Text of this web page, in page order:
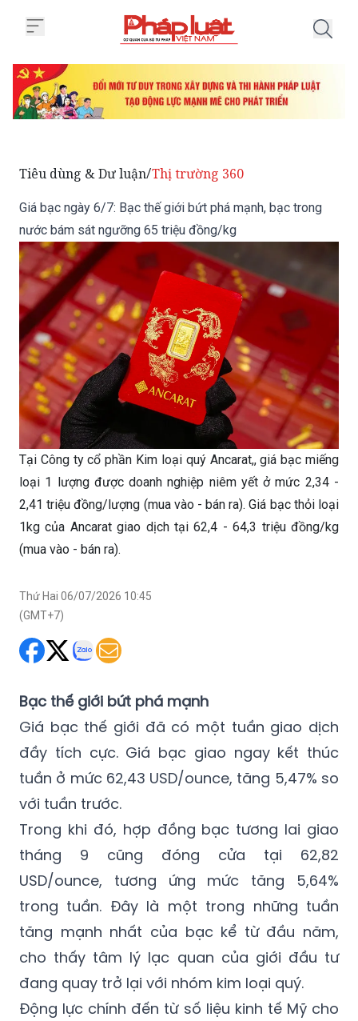
Tiêu dùng & Dư luận/Thị trường 360
Giá bạc ngày 6/7: Bạc thế giới bứt phá mạnh, bạc trong
nước bám sát ngưỡng 65 triệu đồng/kg
Tại Công ty cổ phần Kim loại quý Ancarat,, giá bạc miếng
loại 1 lượng được doanh nghiệp niêm yết ở mức 2,34 -
2,41 triệu đồng/lượng (mua vào - bán ra). Giá bạc thỏi loại
1kg của Ancarat giao dịch tại 62,4 - 64,3 triệu đồng/kg
(mua vào - bán ra).
Thứ Hai 06/07/2026 10:45
(GMT+7)
Bạc thế giới bứt phá mạnh
Giá bạc thế giới đã có một tuần giao dịch
đầy tích cực. Giá bạc giao ngay kết thúc
tuần ở mức 62,43 USD/ounce, tăng 5,47% so
với tuần trước.
Trong khi đó, hợp đồng bạc tương lai giao
tháng 9 cũng đóng cửa tại 62,82
USD/ounce, tương ứng mức tăng 5,64%
trong tuần. Đây là một trong những tuần
tăng mạnh nhất của bạc kể từ đầu năm,
cho thấy tâm lý lạc quan của giới đầu tư
đang quay trở lại với nhóm kim loại quý.
Động lực chính đến từ số liệu kinh tế Mỹ cho